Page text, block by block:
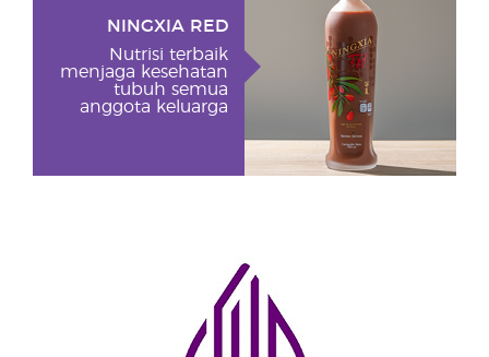
NINGXIA RED
Nutrisi terbaik
menjaga kesehatan
tubuh semua
anggota keluarga